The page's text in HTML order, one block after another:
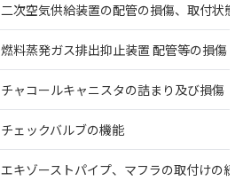
二次空気供給装置の配管の損傷、取付状態
燃料蒸発ガス排出抑止装置 配管等の損傷
チャコールキャニスタの詰まり及び損傷
チェックバルブの機能
エキゾーストパイプ、マフラの取付けの緩